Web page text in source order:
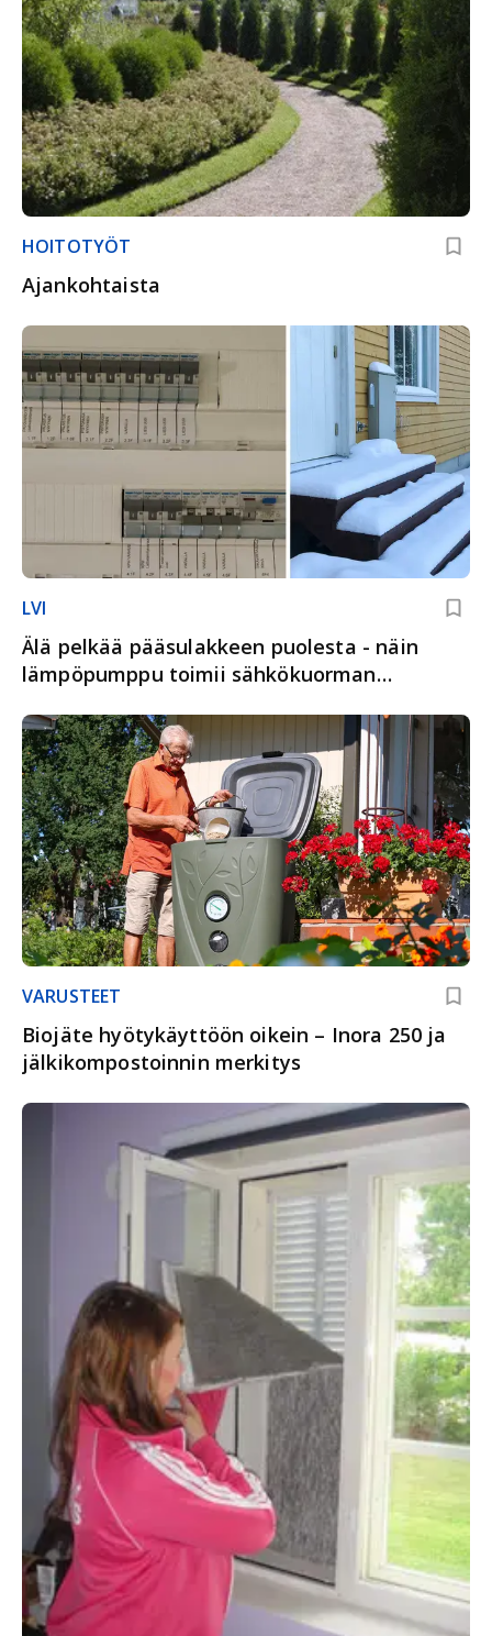
HOITOTYÖT
Ajankohtaista
LVI
Älä pelkää pääsulakkeen puolesta - näin
lämpöpumppu toimii sähkökuorman
VARUSTEET
Biojäte hyötykäyttöön oikein – Inora 250 ja
jälkikompostoinnin merkitys